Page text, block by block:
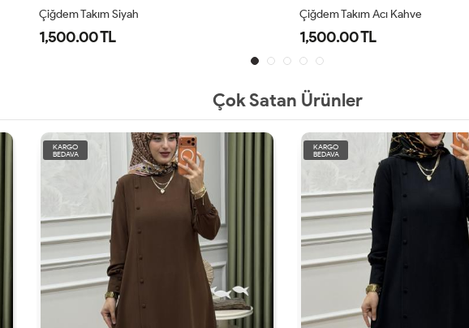
Çiğdem Takım Acı Kahve
1,500.00 TL
İmran Takım Lacivert
2,100.00 TL
Çok Satan Ürünler
KARGO
BEDAVA
KARGO
BEDAVA